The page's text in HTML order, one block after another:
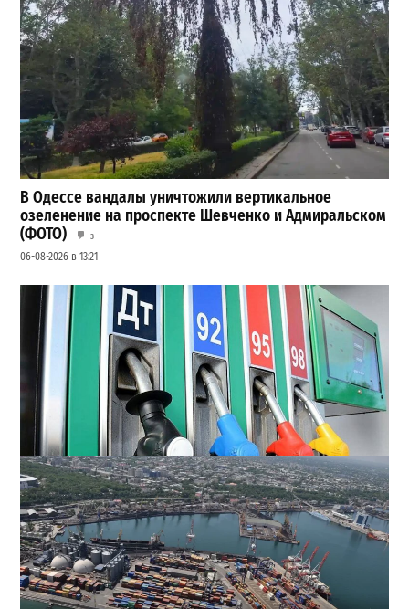
В Одессе вандалы уничтожили вертикальное
озеленение на проспекте Шевченко и Адмиральском
(ФОТО)
3
06-08-2026 в 13:21
Неприятный сюрприз для водителей Одессы: на АЗС
снова взлетели цены
2
28-07-2026 в 06:47
ВИБОР РЕДАКЦИИ